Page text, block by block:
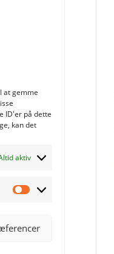
at gemme
ID'er på dette
kan det
aktiv
Marketing